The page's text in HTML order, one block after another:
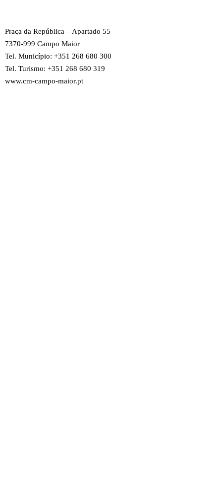
Praça da República – Apartado 55
7370-999 Campo Maior
Tel. Município: +351 268 680 300
Tel. Turismo: +351 268 680 319
www.cm-campo-maior.pt